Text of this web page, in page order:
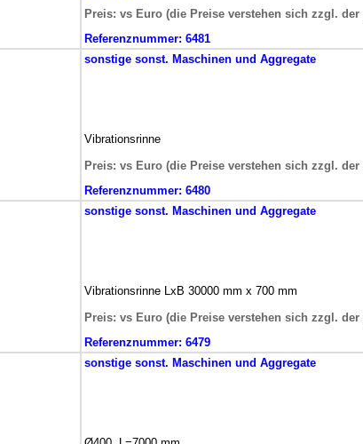
Preis: vs Euro (die Preise verstehen sich zzgl.
Referenznummer: 6481
sonstige sonst. Maschinen und Aggregate
Vibrationsrinne
Preis: vs Euro (die Preise verstehen sich zzgl.
Referenznummer: 6480
sonstige sonst. Maschinen und Aggregate
Vibrationsrinne LxB 30000 mm x 700 mm
Preis: vs Euro (die Preise verstehen sich zzgl.
Referenznummer: 6479
sonstige sonst. Maschinen und Aggregate